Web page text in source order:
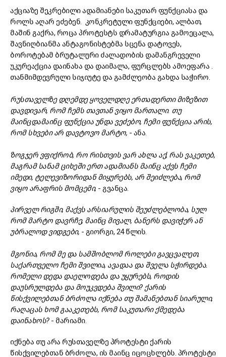
აქციაზე შეკრებილი ადამიანები საკუთარ ფუნქციასა და
როლს აღარ ეძებენ. კონკრეტული ფუნქციები, ალბათ,
მაშინ გაქრა, როცა პროტესტს დრამატურგია გამოეცალა,
შავნიღბიანმა ანტაგონისტებმა სცენა დატოვეს,
ბოროტებამ ბრუტალური ძალადობის დამანგრეველი
უკურეაქცია დაინახა და დაიმალა, ფურცლებს ამოეფარა .
თანმიმდევრული სიჯიუტე და გამძლეობა გახდა საჭირო.
რუსთაველზე დღემდე ყოველდღე ერთადერთი მიზეზით
დავდივარ, რომ ჩემს თავთან ვიყო მართალი. თუ
მაინცდამაინც ფუნქცია უნდა ვეძებო, ჩემი ფუნქცია არის,
რომ სხვები არ დავტოვო მარტო, - ანა.
ზოგჯერ ვფიქრობ, რო რისთვის ვარ ახლა აქ, რას ვაკეთებ,
მაგრამ სანამ ციხეში ერთ ადამიანს მაინც აქვს ჩემი
იმედი, ტელევიზორიდან მიყურებს, არ შეიძლება, რომ
ვიყო არაფრის მომცემი, - გვანცა.
პირველ რიგში, მაქვს არსიარულის შეუძლებლობა, სულ
რომ მარტო დავრჩე, მაინც მივალ, ბანერს დავიჭერ ან
უბრალოდ ვიდგები, - გიორგი, 24 წლის.
მგონია, რომ მე და სამშობლომ როლები გავცვალეთ,
საქართველო ჩემი შვილია, ავადაა და შველა სჭირდება.
რომელი დედა დაელოდება და უყურებს, როდის
დაუსრულდება და მოუკვდება შვილი? ქარის
წისქვილებთან ბრძოლა იქნება თუ შამანებთან სიარული,
რაღაცას ხომ გააკეთებს, რომ საკუთარი ქმედება
დაინახოს?- მარიამი.
იქნება თუ არა რუსთაველზე პროტესტი ქარის
წისქვილებთან ბრძოლა, ის მაინც იცოცხლებს. პროტესტი